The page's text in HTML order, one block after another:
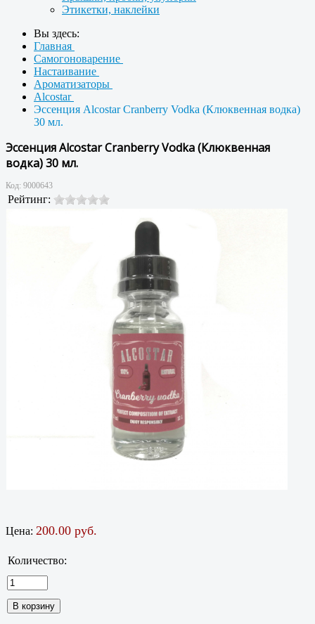
Этикетки, наклейки
Вы здесь:
Главная
Самогоноварение
Настаивание
Ароматизаторы
Alcostar
Эссенция Alcostar Cranberry Vodka (Клюквенная водка)
30 мл.
Эссенция Alcostar Cranberry Vodka (Клюквенная
водка) 30 мл.
Код: 9000643
Рейтинг:
Цена: 200.00 руб.
Количество: